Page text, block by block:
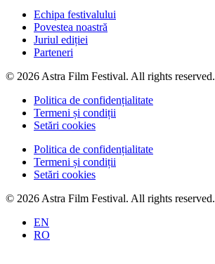
Echipa festivalului
Povestea noastră
Juriul ediției
Parteneri
© 2026 Astra Film Festival. All rights reserved.
Politica de confidențialitate
Termeni și condiții
Setări cookies
Politica de confidențialitate
Termeni și condiții
Setări cookies
© 2026 Astra Film Festival. All rights reserved.
EN
RO